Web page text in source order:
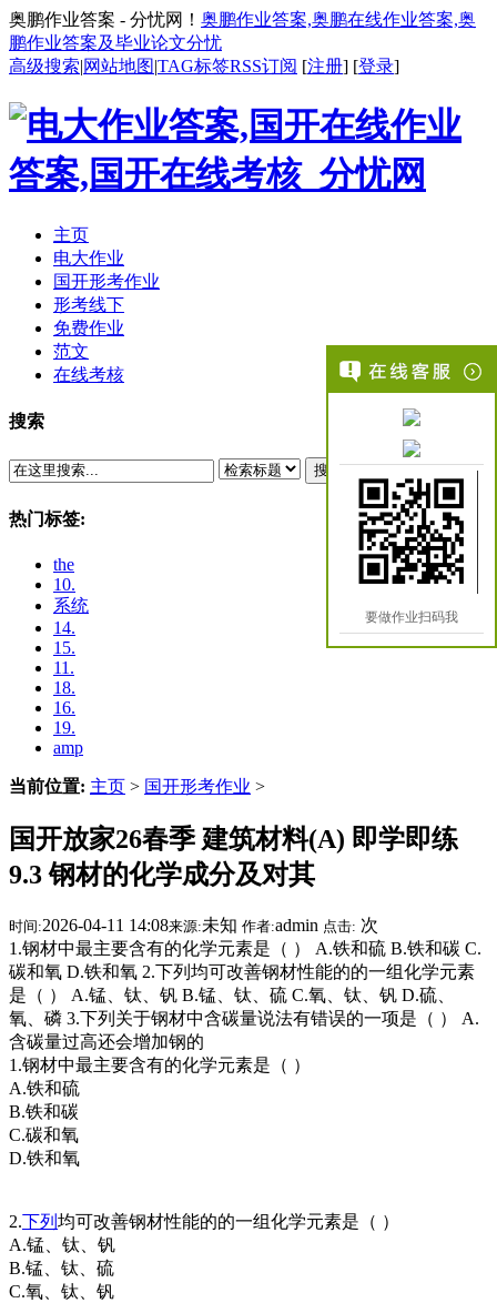
奥鹏作业答案 - 分忧网！ 奥鹏作业答案,奥鹏在线作业答案,奥
鹏作业答案及毕业论文分忧
高级搜索|网站地图|TAG标签RSS订阅 [注册] [登录]
主页
电大作业
国开形考作业
形考线下
免费作业
范文
在线考核
搜索
搜索
热门标签:
the
10.
系统
14.
15.
11.
18.
16.
19.
amp
当前位置: 主页 > 国开形考作业 >
国开放家26春季 建筑材料(A) 即学即练
9.3 钢材的化学成分及对其
时间:2026-04-11 14:08来源:未知 作者:admin 点击: 次
1.钢材中最主要含有的化学元素是（ ） A.铁和硫 B.铁和碳 C.
碳和氧 D.铁和氧 2.下列均可改善钢材性能的的一组化学元素
是（ ） A.锰、钛、钒 B.锰、钛、硫 C.氧、钛、钒 D.硫、
氧、磷 3.下列关于钢材中含碳量说法有错误的一项是（ ） A.
含碳量过高还会增加钢的
1.钢材中最主要含有的化学元素是（ ）
A.铁和硫
B.铁和碳
C.碳和氧
D.铁和氧
2.下列 均可改善钢材性能的的一组化学元素是（ ）
A.锰、钛、钒
B.锰、钛、硫
C.氧、钛、钒
要做作业扫码我